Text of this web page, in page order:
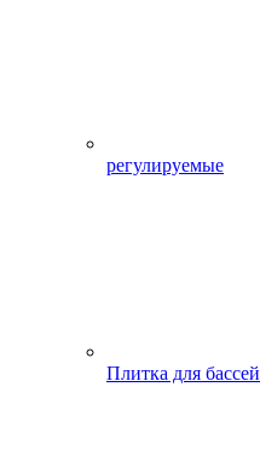
регулируемые
Плитка для